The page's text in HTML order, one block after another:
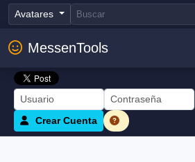
Avatares
MessenTools
Crear Cuenta